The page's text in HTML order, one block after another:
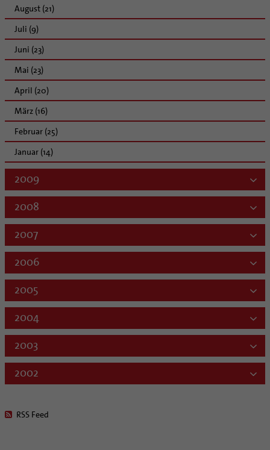
August (21)
Juli (9)
Juni (23)
Mai (23)
April (20)
März (16)
Februar (25)
Januar (14)
2009
2008
2007
2006
2005
2004
2003
2002
RSS Feed